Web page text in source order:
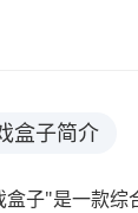
盒子简介
盒子"是一款综